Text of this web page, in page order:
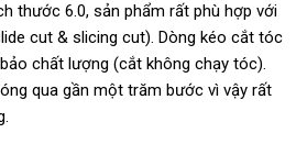
thước 6.0, sản phẩm rất phù hợp với
cut & slicing cut). Dòng kéo cắt tóc
chất lượng (cắt không chạy tóc).
qua gần một trăm bước vì vậy rất